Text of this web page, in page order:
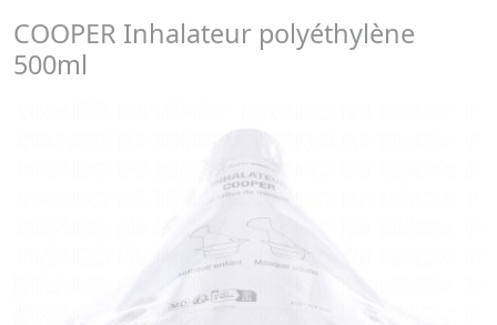
COOPER Inhalateur polyéthylène
500ml